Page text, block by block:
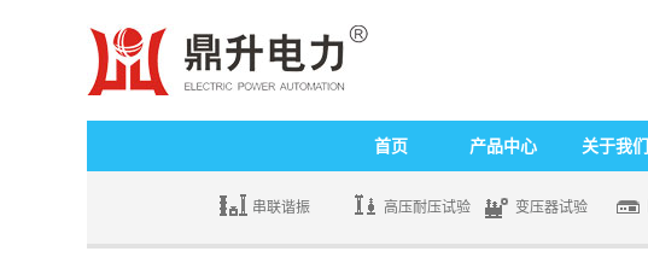
首页 产品中心 关于我们
串联谐振 高压耐压试验 变压器试验